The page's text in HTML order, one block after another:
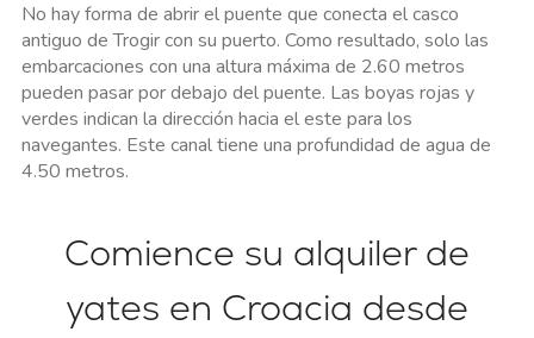
No hay forma de abrir el puente que conecta el casco
antiguo de Trogir con su puerto. Como resultado, solo las
embarcaciones con una altura máxima de 2.60 metros
pueden pasar por debajo del puente. Las boyas rojas y
verdes indican la dirección hacia el este para los
navegantes. Este canal tiene una profundidad de agua de
4.50 metros.
Comience su alquiler de
yates en Croacia desde